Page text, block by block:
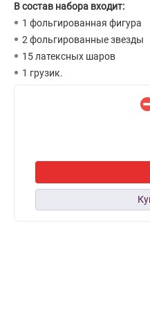
В состав набора входит:
1 фольгированная фигура
2 фольгированные звезды
15 латексных шаров
1 грузик.